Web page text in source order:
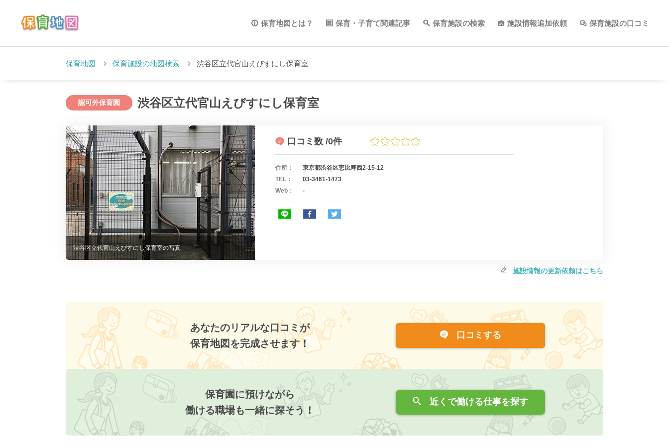
保育地図とは？ 保育・子育て関連記事 保育施設の検索 施設情報追加依頼 保育施設の口コミ
保育地図 保育施設の地図検索 渋谷区立代官山えびすにし保育室
認可外保育園 渋谷区立代官山えびすにし保育室
渋谷区立代官山えびすにし保育室の写真
口コミ数 /0件
住所：
東京都渋谷区恵比寿西2-15-12
TEL：
03-3461-1473
Web：
-
施設情報の更新依頼はこちら
あなたのリアルな口コミが
保育地図を完成させます！
口コミする
保育園に預けながら
働ける職場も一緒に探そう！
近くで働ける仕事を探す